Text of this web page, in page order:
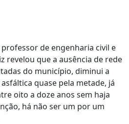
de engenharia civil e
revelou que a ausência de rede
do município, diminui a
quase pela metade, já
oito a doze anos sem haja
há não ser um por um